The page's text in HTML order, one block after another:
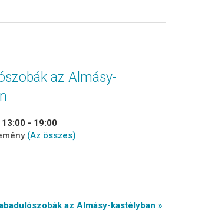
az Almásy-
- 19:00
(Az összes)
az Almásy-kastélyban »